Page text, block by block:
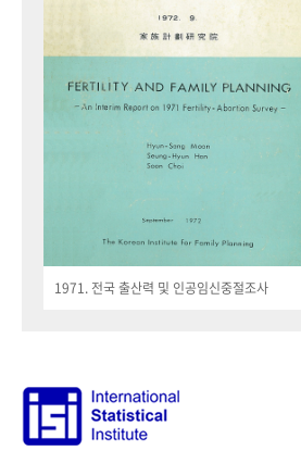
1971. 전국 출산력 및 인공임신중절조사